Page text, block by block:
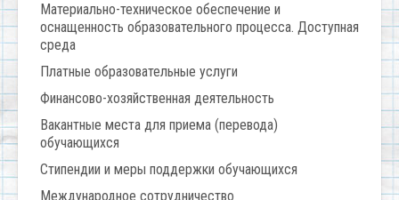
Материально-техническое обеспечение и
оснащенность образовательного процесса. Доступная
среда
Платные образовательные услуги
Финансово-хозяйственная деятельность
Вакантные места для приема (перевода)
обучающихся
Стипендии и меры поддержки обучающихся
Международное сотрудничество